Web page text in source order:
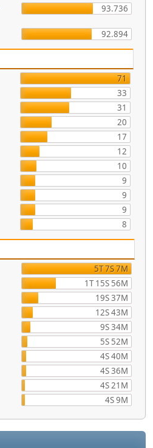
93.736
92.894
71
33
31
20
17
12
10
9
9
9
8
5T 7S 7M
1T 15S 56M
19S 37M
12S 43M
9S 34M
5S 52M
4S 40M
4S 36M
4S 21M
4S 9M